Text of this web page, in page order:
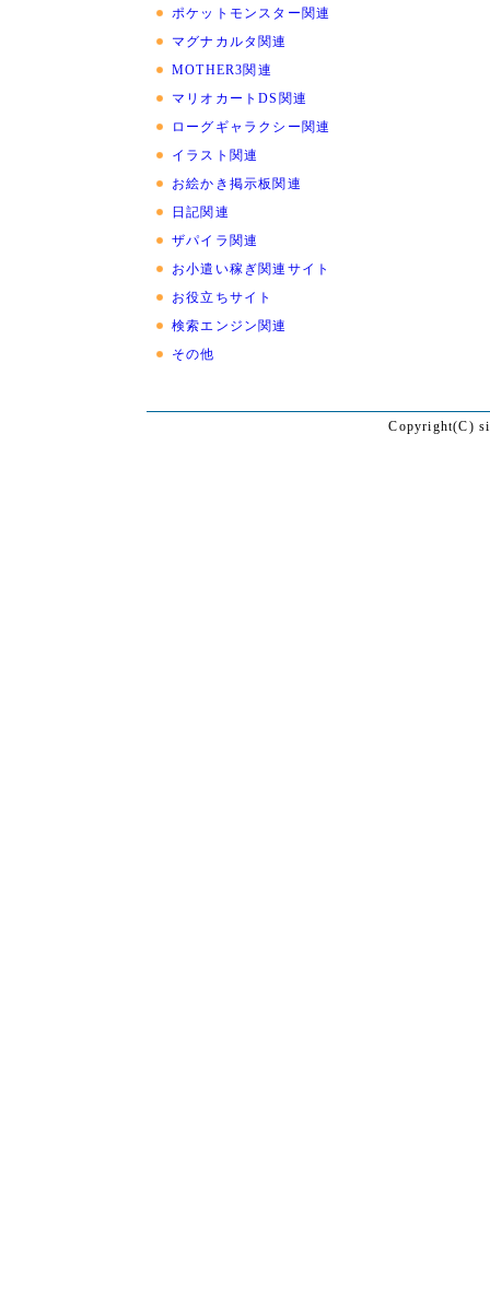
ポケットモンスター関連
マグナカルタ関連
MOTHER3関連
マリオカートDS関連
ローグギャラクシー関連
イラスト関連
お絵かき掲示板関連
日記関連
ザパイラ関連
お小遣い稼ぎ関連サイト
お役立ちサイト
検索エンジン関連
その他
Copyright(C)